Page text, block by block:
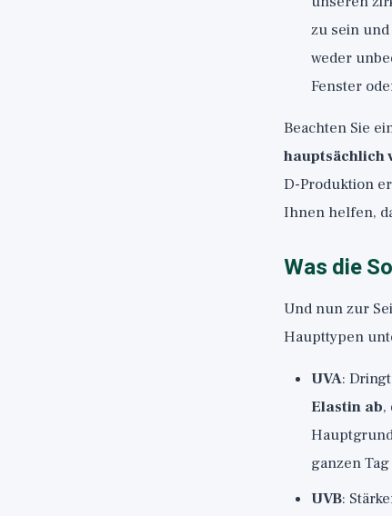
zu sein
weder
Fenster
Beachten Sie
hauptsächlich
D-Produktion
Ihnen helfen,
Was die
Und nun zur
Haupttypen
UVA:
Elastin ab,
ganzen
UVB: